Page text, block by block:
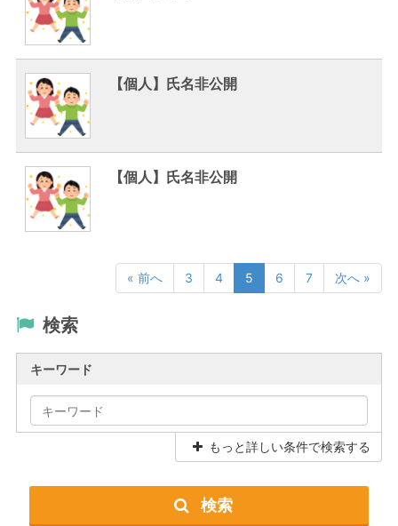
【個人】氏名非公開
【個人】氏名非公開
« 前へ 3 4 5 6 7 次へ »
検索
キーワード
もっと詳しい条件で検索する
検索